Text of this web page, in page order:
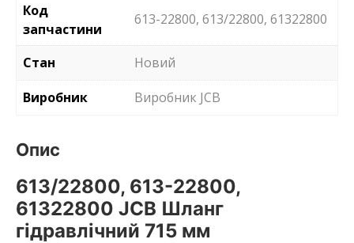
Код
запчастини
613-22800, 613/22800, 61322800
Стан
Новий
Виробник
Виробник JCB
Опис
613/22800, 613-22800,
61322800 JCB Шланг
гідравлічний 715 мм